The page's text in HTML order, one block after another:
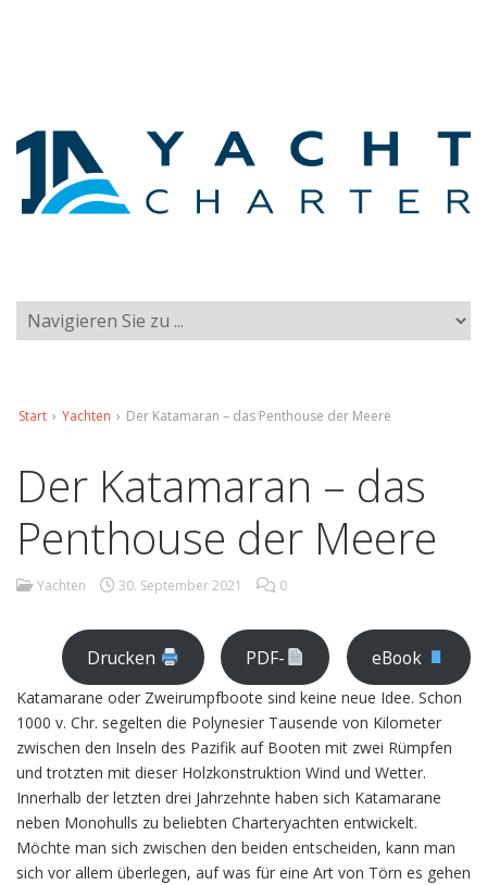
Start › Yachten › Der Katamaran – das Penthouse der Meere
Der Katamaran – das
Penthouse der Meere
Yachten 30. September 2021 0
Drucken PDF- eBook
Katamarane oder Zweirumpfboote sind keine neue Idee. Schon
1000 v. Chr. segelten die Polynesier Tausende von Kilometer
zwischen den Inseln des Pazifik auf Booten mit zwei Rümpfen
und trotzten mit dieser Holzkonstruktion Wind und Wetter.
Innerhalb der letzten drei Jahrzehnte haben sich Katamarane
neben Monohulls zu beliebten Charteryachten entwickelt.
Möchte man sich zwischen den beiden entscheiden, kann man
sich vor allem überlegen, auf was für eine Art von Törn es gehen